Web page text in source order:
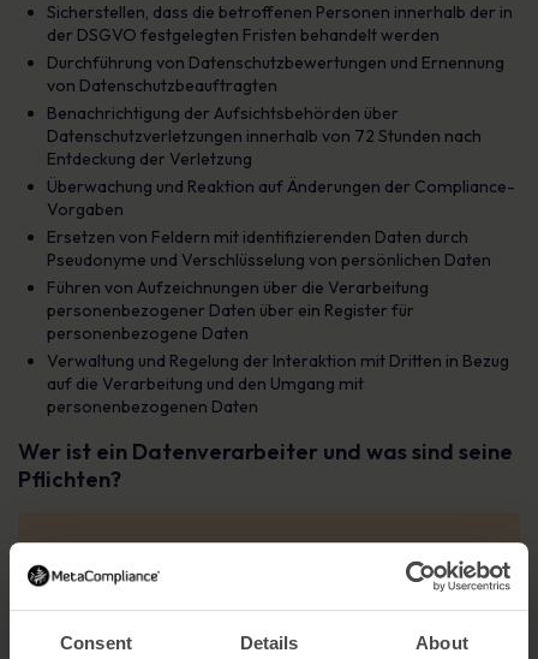
Consent Details About
Sicherstellen, dass die betroffenen Personen innerhalb der in
der DSGVO festgelegten Fristen behandelt werden
Durchführung von Datenschutzbewertungen und Ernennung
von Datenschutzbeauftragten
Benachrichtigung der Aufsichtsbehörden über
Datenschutzverletzungen innerhalb von 72 Stunden nach
Entdeckung der Verletzung
Überwachung und Reaktion auf Änderungen der Compliance-
Vorgaben
Ersetzen von Feldern mit identifizierenden Daten durch
Pseudonyme und Verschlüsselung von persönlichen Daten
Führen von Aufzeichnungen über die Verarbeitung
personenbezogener Daten über ein Register für
personenbezogene Daten
Verwaltung und Regelung der Interaktion mit Dritten in Bezug
auf die Verarbeitung und den Umgang mit
personenbezogenen Daten
Wer ist ein Datenverarbeiter und was sind seine
Pflichten?